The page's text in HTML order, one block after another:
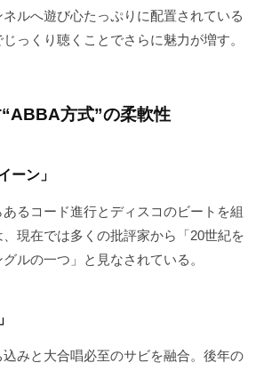
ルへ遊び心たっぷりに配置されている
っくり聴くことでさらに魅力が増す。
方式”の柔軟性
ーン」
るコード進行とディスコのビートを組
現在では多くの批評家から「20世紀を
ルの一つ」と見なされている。
みと大合唱必至のサビを融合。後年の